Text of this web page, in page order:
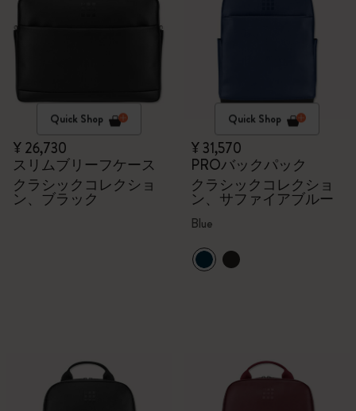
Quick Shop
¥ 26,730
スリムブリーフケース
クラシックコレクショ
ン、ブラック
Quick Shop
¥ 31,570
PROバックパック
クラシックコレクショ
ン、サファイアブルー
Blue